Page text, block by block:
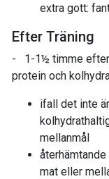
extra gott:
Efter Träning
- 1-1½ timme efter
protein och
ifall det inte
mellanmål
mat eller